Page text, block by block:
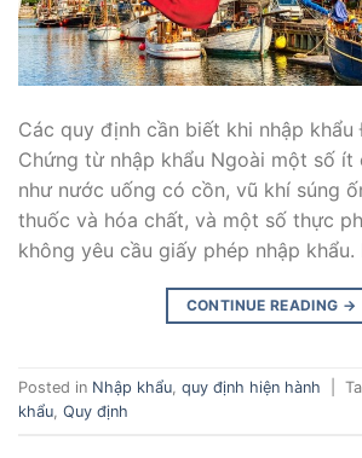
Các quy định cần biết khi nhập khẩu
Chứng từ nhập khẩu Ngoài một số ít
như nước uống có cồn, vũ khí súng
thuốc và hóa chất, và một số thực
không yêu cầu giấy phép nhập
CONTINUE READING →
Posted in Nhập khẩu, quy định hiện hành
khẩu, Quy định